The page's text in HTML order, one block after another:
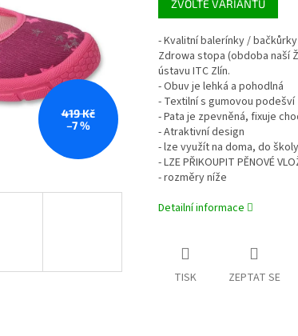
419 Kč
–7 %
cena:
ZVOLTE VARIANTU
- Kvalitní balerínky /
Zdrowa stopa (obdoba naší
ústavu ITC Zlín.
- Obuv je lehká a pohodlná
- Textilní s gumovou podešví
- Pata je zpevněná, fixuje
- Atraktivní design
- lze využít na doma, do
- LZE PŘIKOUPIT PĚNOVÉ
- rozměry níže
Detailní informace
TISK ZEPTAT SE